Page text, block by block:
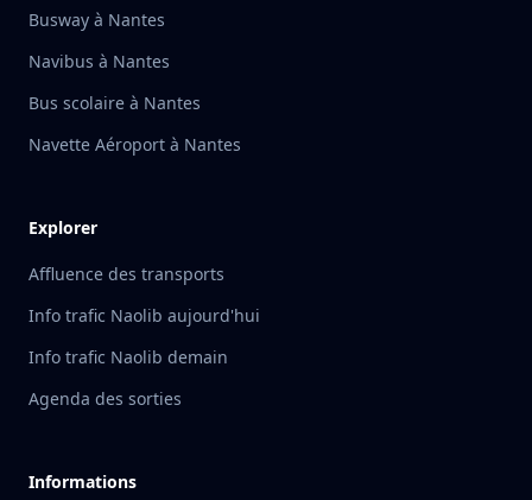
Busway à Nantes
Navibus à Nantes
Bus scolaire à Nantes
Navette Aéroport à Nantes
Explorer
Affluence des transports
Info trafic Naolib aujourd'hui
Info trafic Naolib demain
Agenda des sorties
Informations